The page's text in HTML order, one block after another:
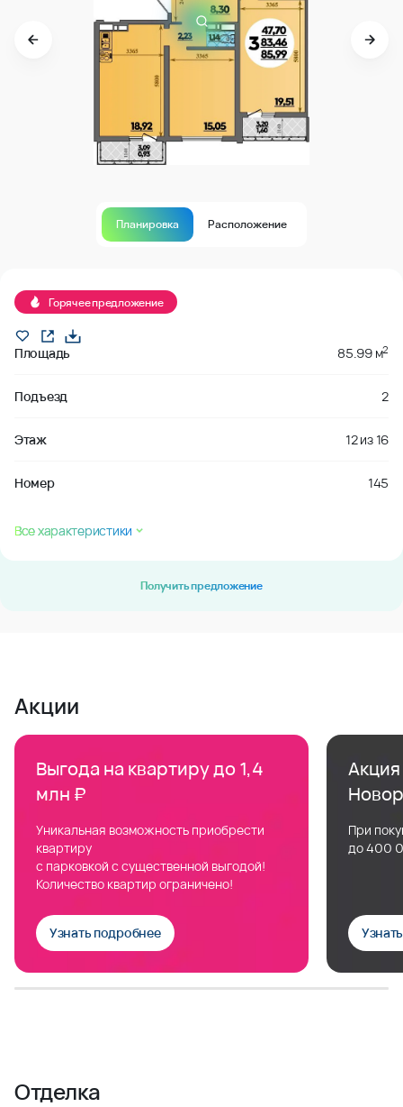
Планировка Расположение
Горячее предложение
Площадь 85.99 м2
Подъезд 2
Этаж 12из16
Номер 145
Все характеристики
Получить предложение
Акции
Выгода на квартиру до 1,4
млн ₽
Уникальная возможность приобрести
квартиру
с парковкой с существенной выгодой!
Количество квартир ограничено!
Узнать подробнее
При
до 400
Отделка